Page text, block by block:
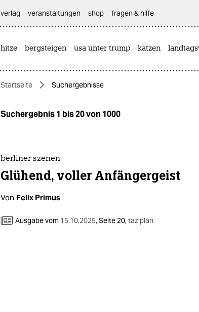
themen
politik
gesellschaft
kultur
berlin
verlag
veranstaltungen shop fragen & hilfe
hitze bergsteigen usa unter trump katzen
Startseite Suchergebnisse
Suchergebnis 1 bis 20 von 1000
berliner szenen
Glühend, voller An­fängergeist
Von Felix Primus
Ausgabe vom 15.10.2025,Seite 20,taz plan